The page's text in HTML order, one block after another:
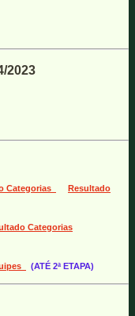
2023
Categorias
Resultado
Categorias
(ATÉ 2ª ETAPA)